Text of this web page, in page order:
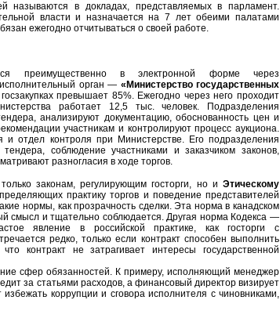
называются в докладах, представляемых в парламент.
власти и назначается на 7 лет обеими палатами
ежегодно отчитываться о своей работе.
преимущественно в электронной форме через
орган — «Министерство государственных
превышает 85%. Ежегодно через него проходит
работает 12,5 тыс. человек. Подразделения
анализируют документацию, обоснованность цен и
участникам и контролируют процесс аукциона.
и отдел контроля при Министерстве. Его подразделения
соблюдение участниками и заказчиком законов,
разногласия в ходе торгов.
законам, регулирующим госторги, но и Этическому
практику торгов и поведение представителей
нормы, как прозрачность сделки. Эта норма в канадском
смысл и тщательно соблюдается. Другая норма Кодекса —
явление в российской практике, как госторги с
редко, только если контракт способен выполнить
контракт не затрагивает интересы государственной
сфер обязанностей. К примеру, исполняющий менеджер
за статьями расходов, а финансовый директор визирует
избежать коррупции и сговора исполнителя с чиновниками,